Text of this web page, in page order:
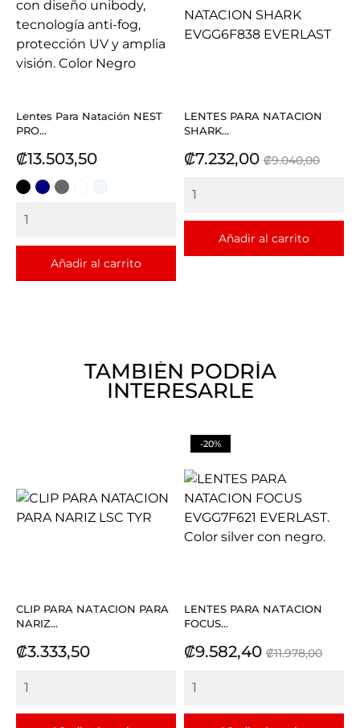
Lentes Para Natación NEST
PRO...
Precio
₡13.503,50
NEGRO
AZULGRIS
Añadir al carrito
LENTES PARA NATACION
SHARK...
Precio
₡7.232,00 Precio
₡9.040,00
Añadir al carrito
TAMBIÉN PODRÍA
INTERESARLE
CLIP PARA NATACION PARA
NARIZ...
Precio
₡3.333,50
LENTES PARA NATACION
FOCUS...
Precio
₡9.582,40 Precio
₡11.978,00
-20%